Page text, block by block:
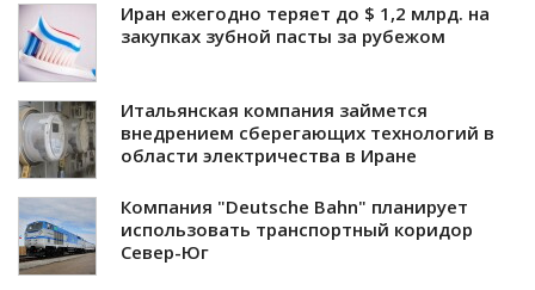
Иран ежегодно теряет до $ 1,2 млрд. на
закупках зубной пасты за рубежом
Итальянская компания займется
внедрением сберегающих технологий в
области электричества в Иране
Компания "Deutsche Bahn" планирует
использовать транспортный коридор
Север-Юг